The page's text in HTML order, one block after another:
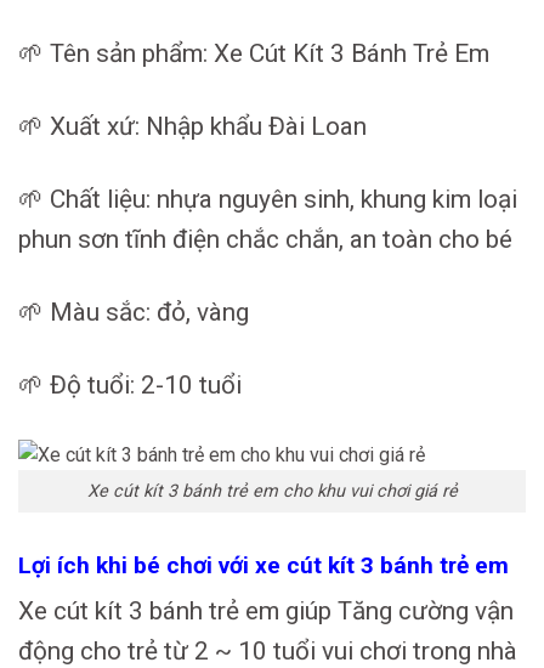
🌱 Tên sản phẩm: Xe Cút Kít 3 Bánh Trẻ Em
🌱 Xuất xứ: Nhập khẩu Đài Loan
🌱 Chất liệu: nhựa nguyên sinh, khung kim loại
phun sơn tĩnh điện chắc chắn, an toàn cho bé
🌱 Màu sắc: đỏ, vàng
🌱 Độ tuổi: 2-10 tuổi
Xe cút kít 3 bánh trẻ em cho khu vui chơi giá rẻ
Lợi ích khi bé chơi với xe cút kít 3 bánh trẻ em
Xe cút kít 3 bánh trẻ em giúp Tăng cường vận
động cho trẻ từ 2 ~ 10 tuổi vui chơi trong nhà